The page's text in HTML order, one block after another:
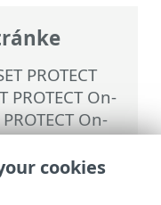
PROTECT
PROTECT On-
On-
>
cookies